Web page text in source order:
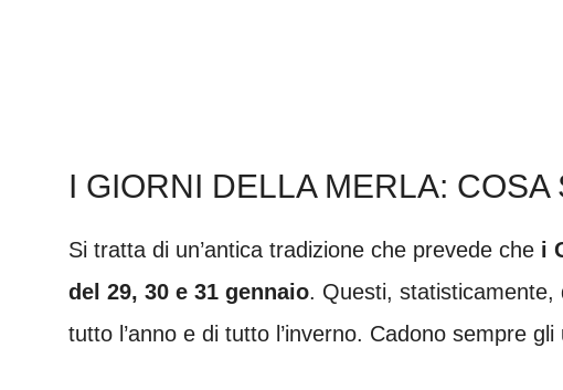
I GIORNI DELLA MERLA: COSA
Si tratta di un’antica tradizione che prevede che i
del 29, 30 e 31 gennaio. Questi, statisticamente,
tutto l’anno e di tutto l’inverno. Cadono sempre